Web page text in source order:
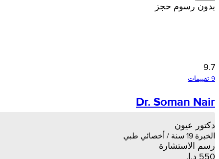
بدون رسوم حجز
9.7
Dr. Soman Nair
دكتور عيون
الخبرة 19 سنة / أخصائي طبي
رسم الاستشارة